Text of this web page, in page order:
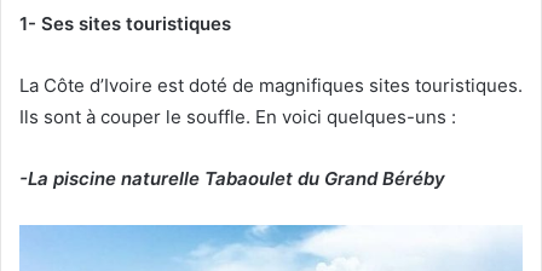
1- Ses sites touristiques
La Côte d’Ivoire est doté de magnifiques sites touristiques.
Ils sont à couper le souffle. En voici quelques-uns :
-La piscine naturelle Tabaoulet du Grand Béréby